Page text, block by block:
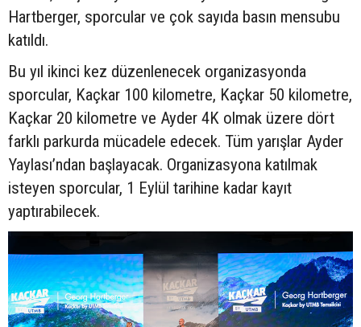
Hartberger, sporcular ve çok sayıda basın mensubu
katıldı.
Bu yıl ikinci kez düzenlenecek organizasyonda
sporcular, Kaçkar 100 kilometre, Kaçkar 50 kilometre,
Kaçkar 20 kilometre ve Ayder 4K olmak üzere dört
farklı parkurda mücadele edecek. Tüm yarışlar Ayder
Yaylası’ndan başlayacak. Organizasyona katılmak
isteyen sporcular, 1 Eylül tarihine kadar kayıt
yaptırabilecek.